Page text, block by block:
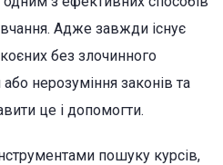
Адже завжди існує
без злочинного
нерозуміння законів та
це і допомогти.
пошуку курсів,